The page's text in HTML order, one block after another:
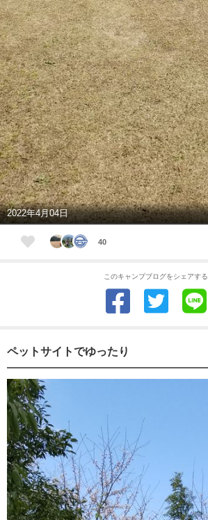
2022年4月04日
40
このキャンプブログをシェアする
ペットサイトでゆったり